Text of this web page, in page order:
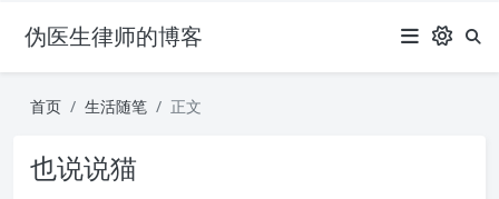
伪医生律师的博客
首页 生活随笔 正文
也说说猫